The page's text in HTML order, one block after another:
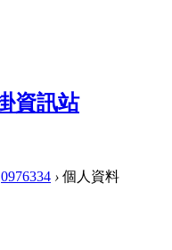
0976334 › 個人資料